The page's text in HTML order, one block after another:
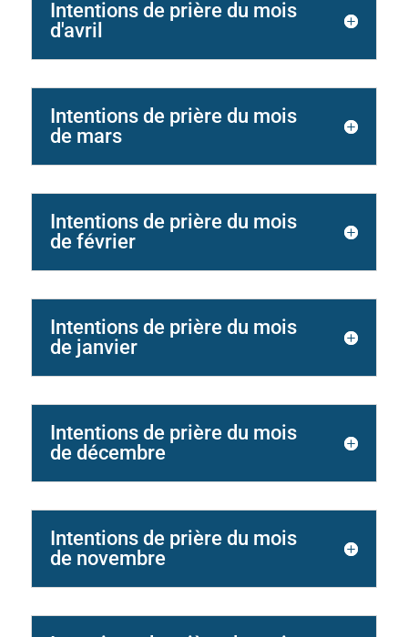
Intentions de prière du mois
d'avril
Intentions de prière du mois
de mars
Intentions de prière du mois
de février
Intentions de prière du mois
de janvier
Intentions de prière du mois
de décembre
Intentions de prière du mois
de novembre